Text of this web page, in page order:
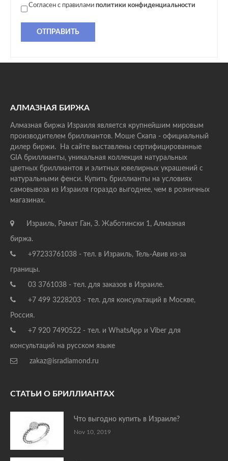
Согласен с правилами политики конфиденциальности
ОТПРАВИТЬ
АЛМАЗНАЯ БИРЖА
Алмазная биржа Израиля является крупнейшим мировым
производителем бриллиантов. Моше Скапа - официальный
дилер биржи. На сайте выставлены сертифицированные
GIA бриллианты, уникальная коллекция натуральных
цветных бриллиантов и элитных ювелирных украшений с
натуральными фенси. Купить бриллианты на условиях
самовывоза из Израиля гораздо выгоднее, чем в розничных
магазинах.
Израиль, Рамат Ган, З. Жаботински 1, Алмазная
биржа.
+97233761038 - тел. в Израиль, Тель-Авив из-за
границы.
03 3761038 - тел. для заказов в Израиле.
+7 499 3228203 - тел. для консультаций в Москве,
Россия.
+7 920 7490522 - тел. и WhatsApp и Viber для
консультаций на русском языке
zakaz@isradiamond.ru
СТАТЬИ О БРИЛЛИАНТАХ
Что выгодно купить в Израиле?
Nov 10, 2019